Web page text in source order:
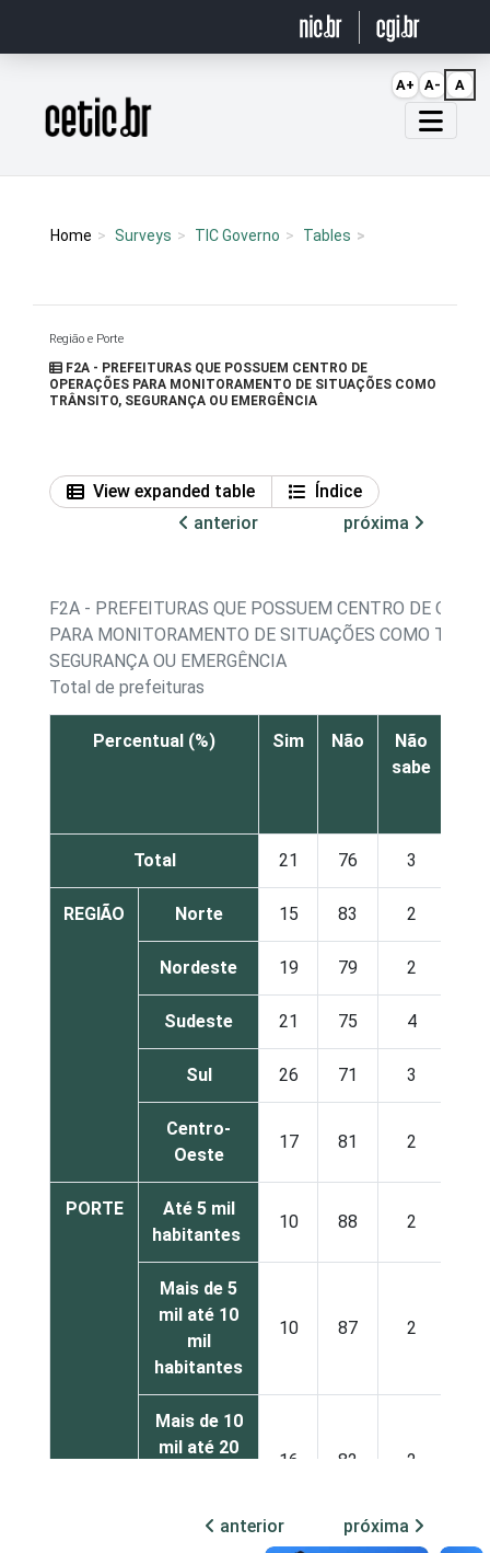
Página inicial
Home Surveys TIC Governo Tables
Região e Porte
F2A - PREFEITURAS QUE POSSUEM CENTRO DE
OPERAÇÕES PARA MONITORAMENTO DE SITUAÇÕES COMO
TRÂNSITO, SEGURANÇA OU EMERGÊNCIA
View expanded table
Índice
anterior
próxima
F2A - PREFEITURAS QUE POSSUEM CENTRO DE
PARA MONITORAMENTO DE SITUAÇÕES COMO
SEGURANÇA OU EMERGÊNCIA
Total de prefeituras
Percentual (%) Sim Não
Não
sabe
Total 21 76 3
REGIÃO Norte 15 83 2
Nordeste 19 79 2
Sudeste 21 75 4
Sul 26 71 3
Centro-
Oeste
17 81 2
PORTE
Até 5 mil
habitantes
10 88 2
Mais de 5
mil até 10
mil
habitantes
10 87 2
Mais de 10
mil até 20
16 82 2
anterior próxima
A+ A- A